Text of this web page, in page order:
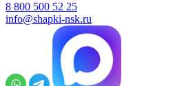
8 800 500 52 25
info@shapki-nsk.ru